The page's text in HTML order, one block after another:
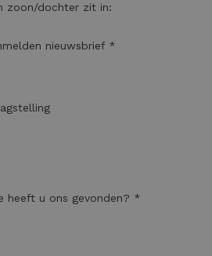
zoon/dochter zit in:
nieuwsbrief *
heeft u ons gevonden? *